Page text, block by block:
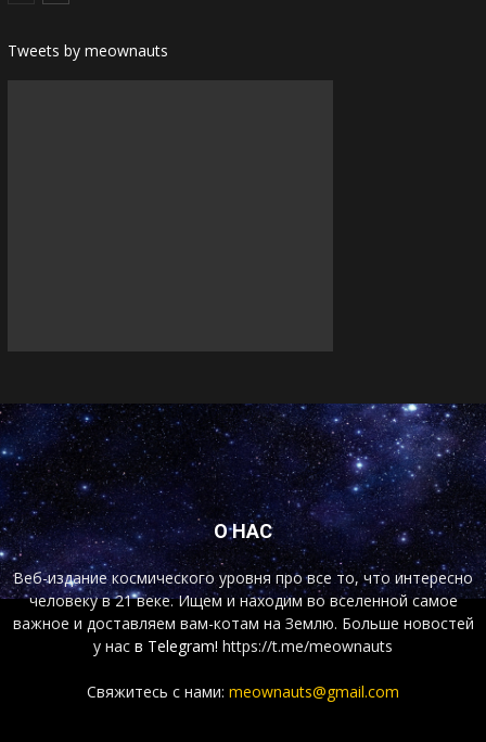
Tweets by meownauts
О НАС
Веб-издание космического уровня про все то, что интересно
человеку в 21 веке. Ищем и находим во вселенной самое
важное и доставляем вам-котам на Землю. Больше новостей
у нас в Telegram! https://t.me/meownauts
Свяжитесь с нами: meownauts@gmail.com